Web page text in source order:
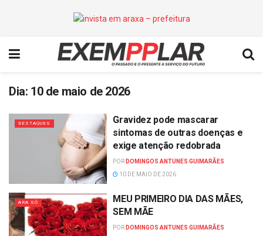
Dia: 10 de maio de 2026
DESTAQUES
Gravidez pode mascarar
sintomas de outras doenças e
exige atenção redobrada
POR DOMINGOS ANTUNES GUIMARÃES
10 DE MAIO DE 2026
ARA SÔ
MEU PRIMEIRO DIA DAS MÃES,
SEM MÃE
POR DOMINGOS ANTUNES GUIMARÃES